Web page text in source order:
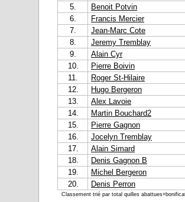
5.
Benoit Potvin
6.
Francis Mercier
7.
Jean-Marc Cote
8.
Jeremy Tremblay
9.
Alain Cyr
10.
Pierre Boivin
11.
Roger St-Hilaire
12.
Hugo Bergeron
13.
Alex Lavoie
14.
Martin Bouchard2
15.
Pierre Gagnon
16.
Jocelyn Tremblay
17.
Alain Simard
18.
Denis Gagnon B
19.
Michel Bergeron
20.
Denis Perron
Classement trié par total quilles